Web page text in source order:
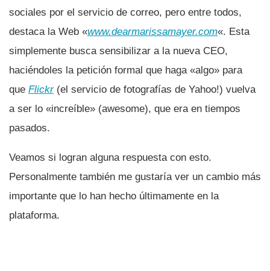
sociales por el servicio de correo, pero entre todos,
destaca la Web «www.dearmarissamayer.com«. Esta
simplemente busca sensibilizar a la nueva CEO,
haciéndoles la petición formal que haga «algo» para
que Flickr(el servicio de fotografí­as de Yahoo!) vuelva
a ser lo «increí­ble» (awesome), que era en tiempos
pasados.
Veamos si logran alguna respuesta con esto.
Personalmente también me gustarí­a ver un cambio más
importante que lo han hecho últimamente en la
plataforma.